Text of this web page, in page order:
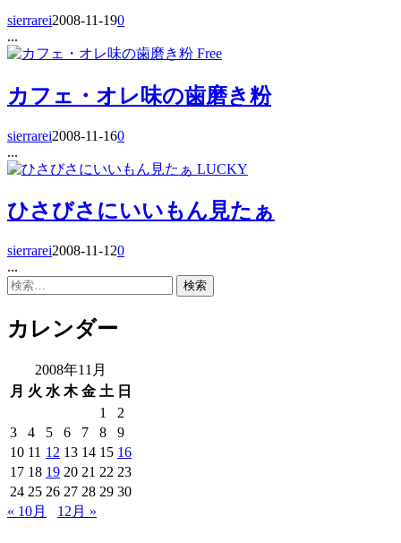
sierrarei2008-11-190
...
Free
カフェ・オレ味の歯磨き粉
sierrarei2008-11-160
...
LUCKY
ひさびさにいいもん見たぁ
sierrarei2008-11-120
...
検
カレンダー
2008年11月
月 火 水 木 金 土 日
1
2
3
4 5 6 7 8
9
10 11 12 13 14 15 16
17 18 19 20 21 22 23
24 25 26 27 28 29 30
« 10月
12月 »